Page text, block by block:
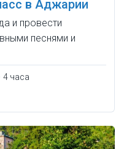
в Аджарии
и провести
песнями и
4 часа